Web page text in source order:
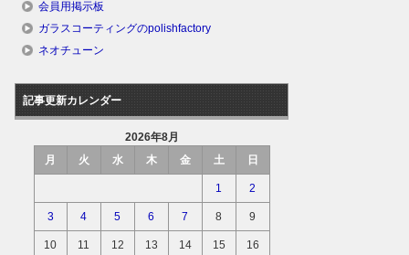
会員用掲示板
ガラスコーティングのpolishfactory
ネオチューン
記事更新カレンダー
2026年8月
月
火 水 木 金 土 日
1 2
3 4 5 6 7 8 9
10 11 12 13 14 15 16